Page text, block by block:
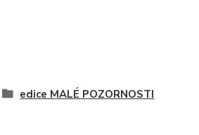
edice MALÉ POZORNOSTI